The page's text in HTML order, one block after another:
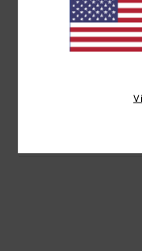
Taille
Trop petit Trop